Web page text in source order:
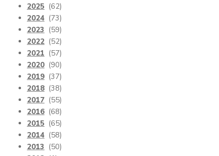
2025 (62)
2024 (73)
2023 (59)
2022 (52)
2021 (57)
2020 (90)
2019 (37)
2018 (38)
2017 (55)
2016 (68)
2015 (65)
2014 (58)
2013 (50)